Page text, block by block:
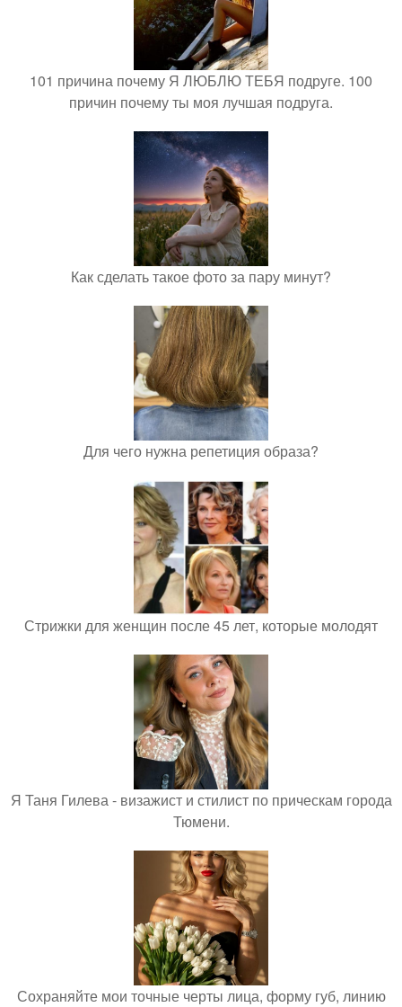
101 причина почему Я ЛЮБЛЮ ТЕБЯ подруге. 100
причин почему ты моя лучшая подруга.
Как сделать такое фото за пару минут?
Для чего нужна репетиция образа?
Стрижки для женщин после 45 лет, которые молодят
Я Таня Гилева - визажист и стилист по прическам города
Тюмени.
Сохраняйте мои точные черты лица, форму губ, линию